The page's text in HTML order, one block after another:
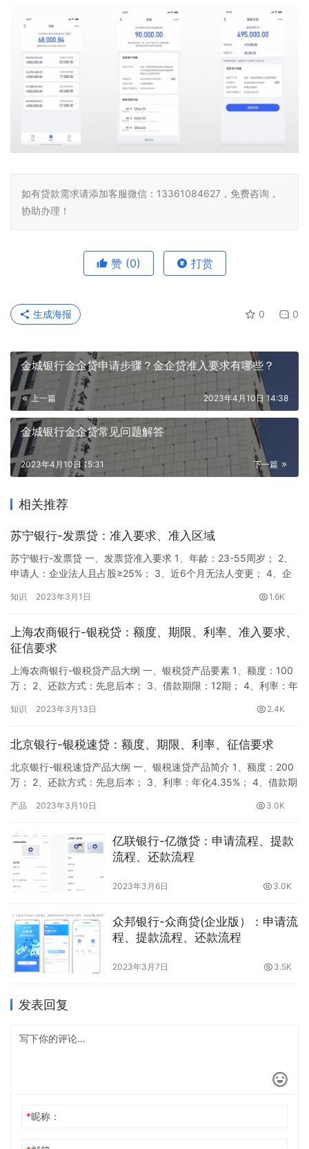
如有贷款需求请添加客服微信：13361084627，免费咨询，
协助办理！
赞 (0) 打赏
0 0
生成海报
金城银行金企贷申请步骤？金企贷准入要求有哪些？
上一篇 2023年4月10日 14:38
金城银行金企贷常见问题解答
下一篇
2023年4月10日 15:31
相关推荐
苏宁银行-发票贷：准入要求、准入区域
苏宁银行-发票贷 一、发票贷准入要求 1、年龄：23-55周岁； 2、
申请人：企业法人且占股≥25%； 3、近6个月无法人变更； 4、企
时间＞540天； 7、近24个月开票最大时间间隔＜90天； 8、近2个
30%； 10、近3个月…
知识 2023年3月1日 1.6K
上海农商银行-银税贷：额度、期限、利率、准入要求、
征信要求
上海农商银行-银税贷产品大纲 一、银税贷产品要素 1、额度：100
万； 2、还款方式：先息后本； 3、借款期限：12期； 4、利率：年
银行卡、申请人实名手机号、电子税务局账号及密码 。 二、银税贷
间 ②合法经营主体的法定代表人，近…
知识 2023年3月13日 2.4K
北京银行-银税速贷：额度、期限、利率、征信要求
北京银行-银税速贷产品大纲 一、银税速贷产品简介 1、额度：200
万； 2、还款方式：先息后本； 3、利率：年化4.35%； 4、借款期
20-60周岁 2、2年内法定代表人变更次数≤3 企业要求 企业经工商
（含）以上，具有合法经营资质…
产品 2023年3月10日 3.0K
亿联银行-亿微贷：申请流程、提款
流程、还款流程
2023年3月6日 3.0K
众邦银行-众商贷(企业版）：申请流
程、提款流程、还款流程
2023年3月7日 3.5K
发表回复
*昵称：